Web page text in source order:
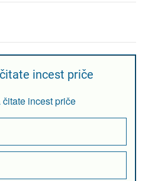
incest priče
incest priče